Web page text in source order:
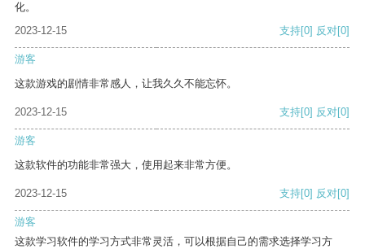
化。
2023-12-15
支持[0] 反对[0]
游客
这款游戏的剧情非常感人，让我久久不能忘怀。
2023-12-15 支持[0] 反对[0]
游客
这款软件的功能非常强大，使用起来非常方便。
2023-12-15 支持[0] 反对[0]
游客
这款学习软件的学习方式非常灵活，可以根据自己的需求选择学习方